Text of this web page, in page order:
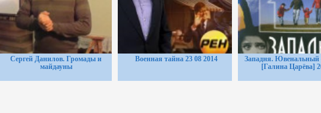
Сергей Данилов. Громады и
майдауны
Военная тайна 23 08 2014
Западня.
[Галина Царёва]